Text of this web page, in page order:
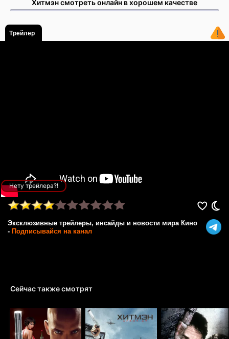
Хитмэн смотреть онлайн в хорошем качестве
Трейлер
Нету трейлера?!
Эксклюзивные трейлеры, инсайды и новости мира Кино
- Подписывайся на канал
Сейчас также смотрят